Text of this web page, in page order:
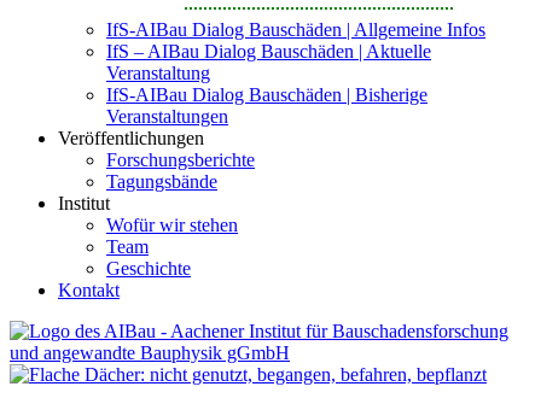
IfS-AIBau Dialog Bauschäden | Allgemeine Infos
IfS – AIBau Dialog Bauschäden | Aktuelle
Veranstaltung
IfS-AIBau Dialog Bauschäden | Bisherige
Veranstaltungen
Veröffentlichungen
Forschungsberichte
Tagungsbände
Institut
Wofür wir stehen
Team
Geschichte
Kontakt